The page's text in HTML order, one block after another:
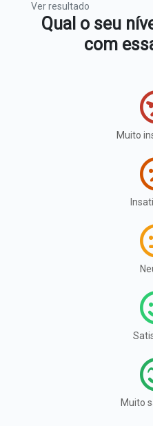
Ver resultado
Qual o seu
com
Muito
Muito